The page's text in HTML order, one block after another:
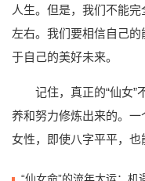
人生。但是，我们不能
左右。我们要相信自己
于自己的美好未来。
记住，真正的“仙女
养和努力修炼出来的。
女性，即使八字平平，也